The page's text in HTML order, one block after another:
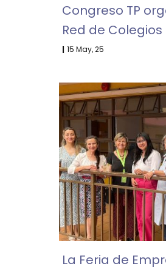
Congreso TP
Red de Colegios
| 15 May, 25
La Feria de